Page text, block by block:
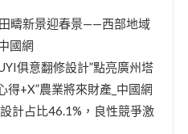
疇新景迎春景——西部地域
國網
俱意翻修設計”點亮廣州塔
得+X”農業將來財產_中國網
計占比46.1%，良性競爭激